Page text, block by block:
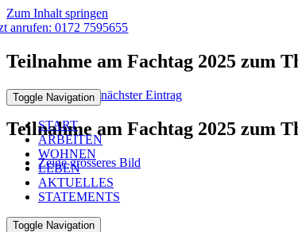
Zum Inhalt springen
anrufen: 0172 7595655
Toggle Navigation
START
ARBEITEN
WOHNEN
LEBEN
AKTUELLES
STATEMENTS
Toggle Navigation
Teilnahme am Fachtag 2025 zum
vorheriger Eintrag nächster Eintrag
Teilnahme am Fachtag 2025 zum
Zeige grösseres Bild